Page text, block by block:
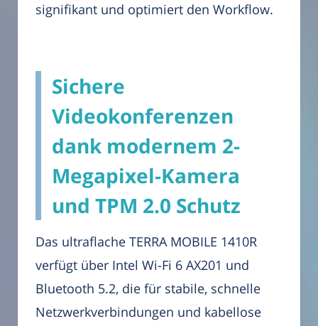
signifikant und optimiert den Workflow.
Sichere
Videokonferenzen
dank modernem 2-
Megapixel-Kamera
und TPM 2.0 Schutz
Das ultraflache TERRA MOBILE 1410R
verfügt über Intel Wi-Fi 6 AX201 und
Bluetooth 5.2, die für stabile, schnelle
Netzwerkverbindungen und kabellose